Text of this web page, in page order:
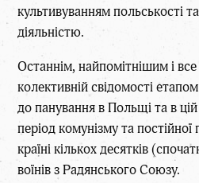
культивуванням польськості
діяльністю.
Останнім, найпомітнішим і
колективній свідомості
до панування в Польщі та в
період комунізму та
країні кількох десятків
воїнів з Радянського Союзу.